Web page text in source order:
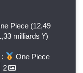
Piece (12,49
milliards ¥)
One Piece
2